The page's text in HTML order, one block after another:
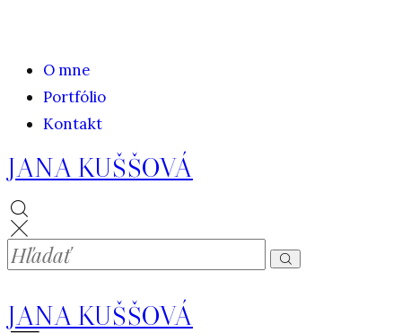
O mne
Portfólio
Kontakt
JANA KUŠŠOVÁ
JANA KUŠŠOVÁ